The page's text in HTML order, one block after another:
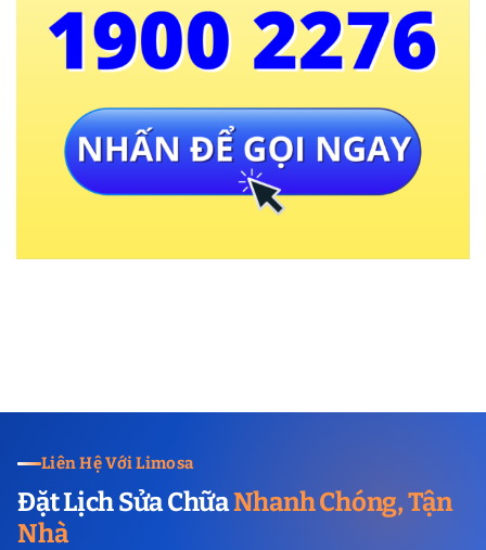
Liên Hệ Với Limosa
Đặt Lịch Sửa ChữaNhanh Chóng, Tận
Nhà